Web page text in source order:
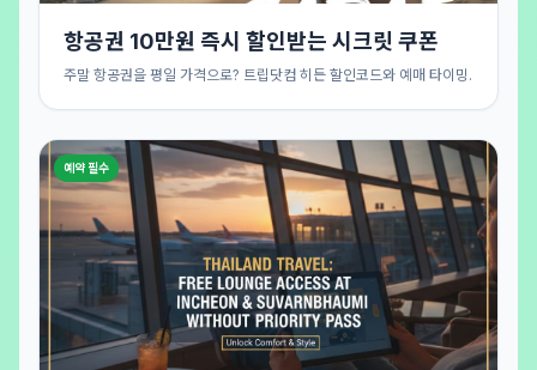
항공권 10만원 즉시 할인받는 시크릿 쿠폰
주말 항공권을 평일 가격으로? 트립닷컴 히든 할인코드와 예매 타이밍.
예약 필수